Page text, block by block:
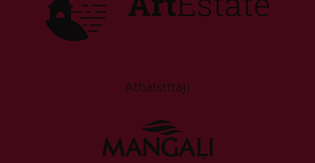
Atbalstītāji